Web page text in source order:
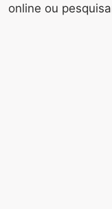
online ou